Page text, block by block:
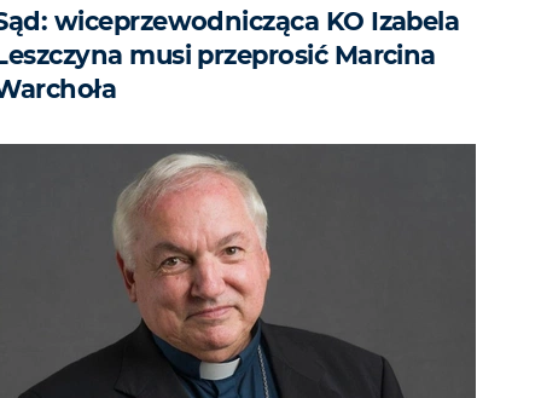
wiceprzewodnicząca KO Izabela
musi przeprosić Marcina